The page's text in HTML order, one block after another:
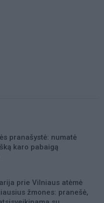
pranašystė: numatė
karo pabaigą
prie Vilniaus atėmė
žmones: pranešė,